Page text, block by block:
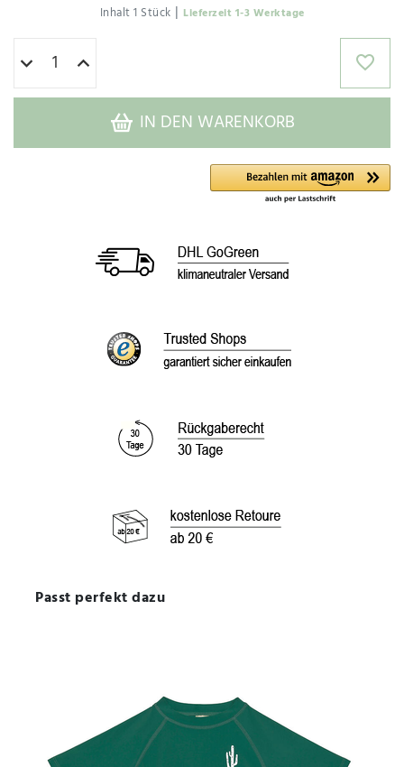
Inhalt1 Stück | Lieferzeit 1-3 Werktage
IN DEN WARENKORB
Passt perfekt dazu